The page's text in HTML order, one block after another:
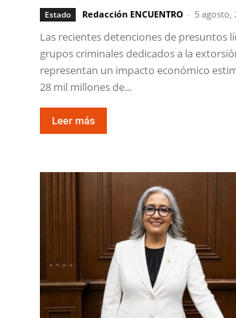
Estado Redacción ENCUENTRO - 5 agosto,
Las recientes detenciones de presuntos
grupos criminales dedicados a la
representan un impacto económico
28 mil millones de...
Leer más